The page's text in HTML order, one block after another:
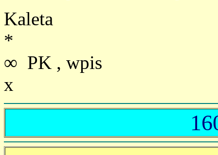
Kaleta
*
∞ PK , wpis
x